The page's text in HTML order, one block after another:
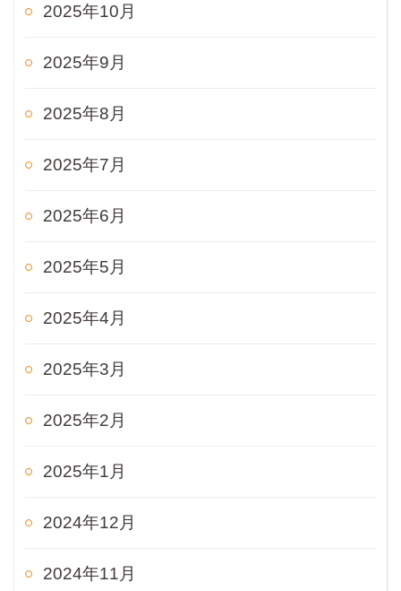
2025年10月
2025年9月
2025年8月
2025年7月
2025年6月
2025年5月
2025年4月
2025年3月
2025年2月
2025年1月
2024年12月
2024年11月